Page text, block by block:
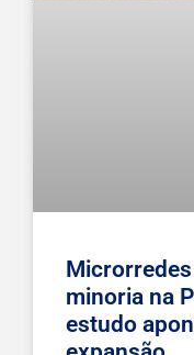
minoria na
estudo